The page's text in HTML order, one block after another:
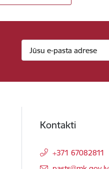
Kontakti
+371 67082811